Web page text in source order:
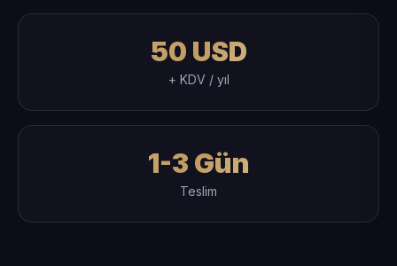
50 USD
+ KDV / yıl
1-3 Gün
Teslim